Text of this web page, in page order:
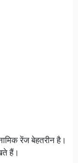
रेंज बेहतरीन है।
हैं।